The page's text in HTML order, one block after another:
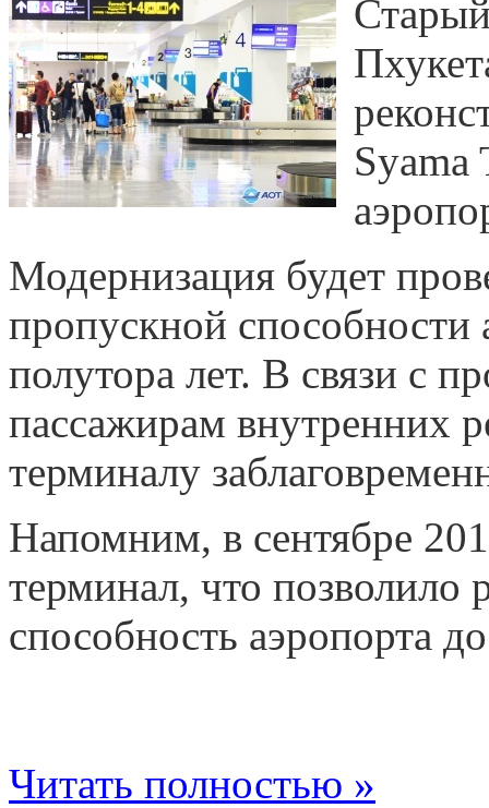
Syama
Модернизация будет
пропускной способности
полутора лет. В связи с
пассажирам внутренних
терминалу
Напомним, в сентябре
терминал, что
способность аэропорта
Читать полностью »